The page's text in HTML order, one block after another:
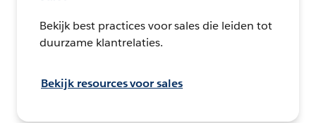
Bekijk best practices voor sales die leiden tot
duurzame klantrelaties.
Bekijk resources voor sales